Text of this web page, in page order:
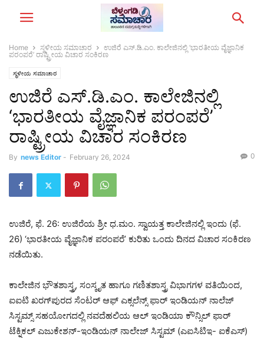
Home ಸ್ಥಳೀಯ ಸಮಾಚಾರ
ಉಜಿರೆ ಎಸ್.ಡಿ.ಎಂ. ಕಾಲೇಜಿನಲ್ಲಿ ‘ಭಾರತೀಯ ವೈಜ್ಞಾನಿಕ
ಪರಂಪರೆ’ ರಾಷ್ಟ್ರೀಯ ವಿಚಾರ ಸಂಕಿರಣ
ಸ್ಥಳೀಯ ಸಮಾಚಾರ
ಉಜಿರೆ ಎಸ್.ಡಿ.ಎಂ. ಕಾಲೇಜಿನಲ್ಲಿ
‘ಭಾರತೀಯ ವೈಜ್ಞಾನಿಕ ಪರಂಪರೆ’
ರಾಷ್ಟ್ರೀಯ ವಿಚಾರ ಸಂಕಿರಣ
By news Editor - February 26, 2024 0
ಉಜಿರೆ, ಫೆ. 26: ಉಜಿರೆಯ ಶ್ರೀ ಧ.ಮಂ. ಸ್ವಾಯತ್ತ ಕಾಲೇಜಿನಲ್ಲಿ ಇಂದು (ಫೆ.
26) ‘ಭಾರತೀಯ ವೈಜ್ಞಾನಿಕ ಪರಂಪರೆ’ ಕುರಿತು ಒಂದು ದಿನದ ವಿಚಾರ ಸಂಕಿರಣ
ನಡೆಯಿತು.
ಕಾಲೇಜಿನ ಭೌತಶಾಸ್ತ್ರ, ಸಂಸ್ಕೃತ ಹಾಗೂ ಗಣಿತಶಾಸ್ತ್ರ ವಿಭಾಗಗಳ ವತಿಯಿಂದ,
ಐಐಟಿ ಖರಗ್‌ಪುರದ ಸೆಂಟರ್ ಆಫ್ ಎಕ್ಸಲೆನ್ಸ್ ಫಾರ್ ಇಂಡಿಯನ್ ನಾಲೆಜ್
ಸಿಸ್ಟಮ್ಸ್ ಸಹಯೋಗದಲ್ಲಿ ನವದೆಹಲಿಯ ಆಲ್ ಇಂಡಿಯಾ ಕೌನ್ಸಿಲ್ ಫಾರ್
ಟೆಕ್ನಿಕಲ್ ಎಜುಕೇಶನ್-ಇಂಡಿಯನ್ ನಾಲೇಜ್ ಸಿಸ್ಟಮ್ (ಎಐಸಿಟಿಇ- ಐಕೆಎಸ್)